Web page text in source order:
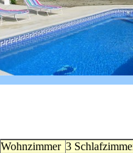
Wohnzimmer 3